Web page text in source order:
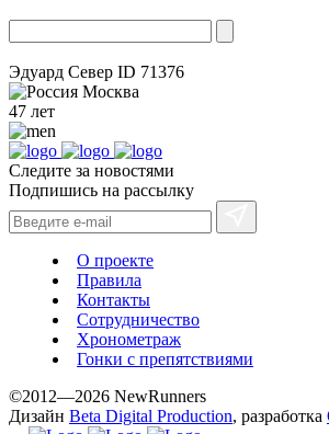
Эдуард Север ID 71376
Москва
47 лет
Следите за новостями
Подпишись на рассылку
О проекте
Правила
Контакты
Сотрудничество
Хронометраж
Гонки с препятствиями
©2012—2026 NewRunners
Дизайн Beta Digital Production, разработка